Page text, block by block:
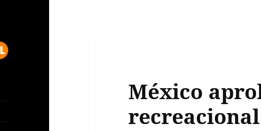
México